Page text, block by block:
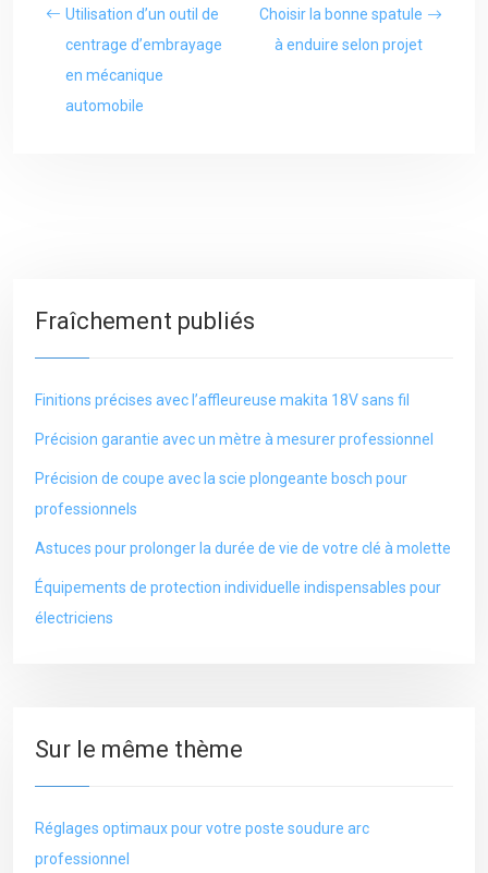
Utilisation d’un outil de
centrage d’embrayage
en mécanique
automobile
Choisir la bonne spatule
à enduire selon projet
Fraîchement publiés
Finitions précises avec l’affleureuse makita 18V sans fil
Précision garantie avec un mètre à mesurer professionnel
Précision de coupe avec la scie plongeante bosch pour
professionnels
Astuces pour prolonger la durée de vie de votre clé à molette
Équipements de protection individuelle indispensables pour
électriciens
Sur le même thème
Réglages optimaux pour votre poste soudure arc
professionnel